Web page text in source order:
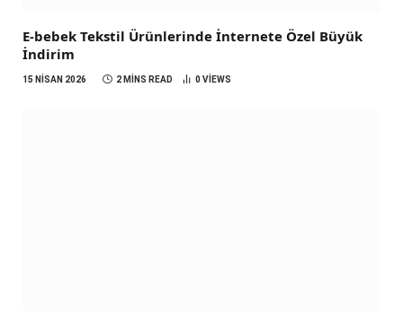
E-bebek Tekstil Ürünlerinde İnternete Özel Büyük
İndirim
15 NISAN 2026 2 MINS READ 0 VIEWS